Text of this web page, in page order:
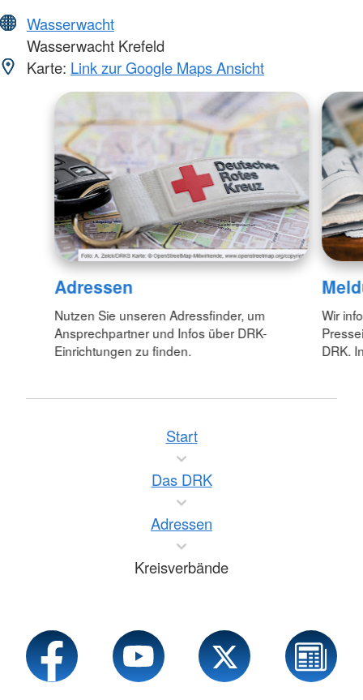
Wasserwacht
Wasserwacht Krefeld
Karte: Link zur Google Maps Ansicht
Adressen
Nutzen Sie unseren Adressfinder, um
Ansprechpartner und Infos über DRK-
Einrichtungen zu finden.
Wir
DRK.
Start
Das DRK
Adressen
Kreisverbände